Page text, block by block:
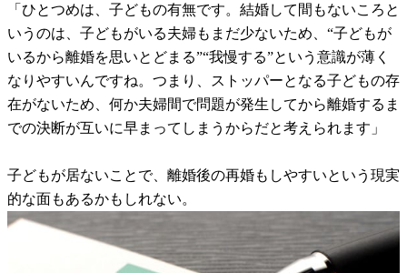
「ひとつめは、子どもの有無です。結婚して間もないころと
いうのは、子どもがいる夫婦もまだ少ないため、“子どもが
いるから離婚を思いとどまる”“我慢する”という意識が薄く
なりやすいんですね。つまり、ストッパーとなる子どもの存
在がないため、何か夫婦間で問題が発生してから離婚するま
での決断が互いに早まってしまうからだと考えられます」
子どもが居ないことで、離婚後の再婚もしやすいという現実
的な面もあるかもしれない。